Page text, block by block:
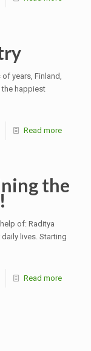
years, Finland,
the happiest
Read more
the
of: Raditya
lives. Starting
Read more